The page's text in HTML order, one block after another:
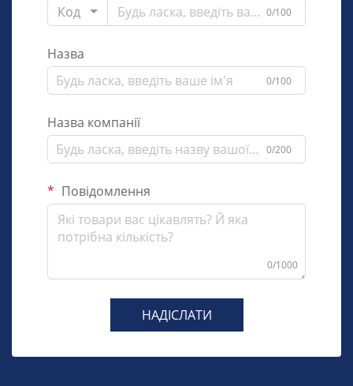
Код 0/100
Назва
0/100
Назва компанії
0/200
Повідомлення
0/1000
НАДІСЛАТИ